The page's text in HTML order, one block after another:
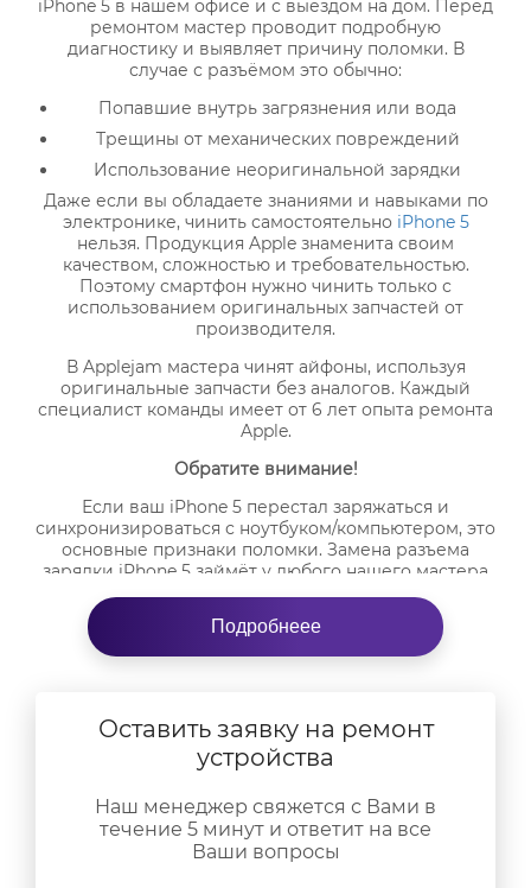
iPhone 5 в нашем офисе и с выездом на дом. Перед
ремонтом мастер проводит подробную
диагностику и выявляет причину поломки. В
случае с разъёмом это обычно:
Попавшие внутрь загрязнения или вода
Трещины от механических повреждений
Использование неоригинальной зарядки
Даже если вы обладаете знаниями и навыками по
электронике, чинить самостоятельно iPhone 5
нельзя. Продукция Apple знаменита своим
качеством, сложностью и требовательностью.
Поэтому смартфон нужно чинить только с
использованием оригинальных запчастей от
производителя.
В Applejam мастера чинят айфоны, используя
оригинальные запчасти без аналогов. Каждый
специалист команды имеет от 6 лет опыта ремонта
Apple.
Обратите внимание!
Если ваш iPhone 5 перестал заряжаться и
синхронизироваться с ноутбуком/компьютером, это
основные признаки поломки. Замена разъема
зарядки iPhone 5 займёт у любого нашего мастера
15-30 минут. За это время у нас в офисе вы можете
выпить кофе и насладиться приятной компанией. А
если нет времени приехать в сервисный центр,
вызывайте специалиста на дом.
Подробнеее
Оставить заявку на ремонт
устройства
Наш менеджер свяжется с Вами в
течение 5 минут и ответит на все
Ваши вопросы